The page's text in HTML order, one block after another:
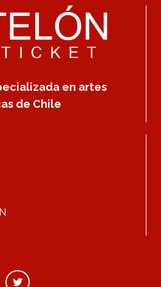
en artes
de Chile